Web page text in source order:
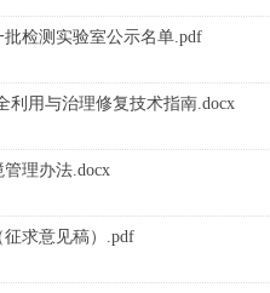
检测实验室公示名单.pdf
利用与治理修复技术指南.docx
理办法.docx
求意见稿）.pdf